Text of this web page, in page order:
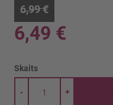
6,99 €
6,49 €
Skaits
+
-